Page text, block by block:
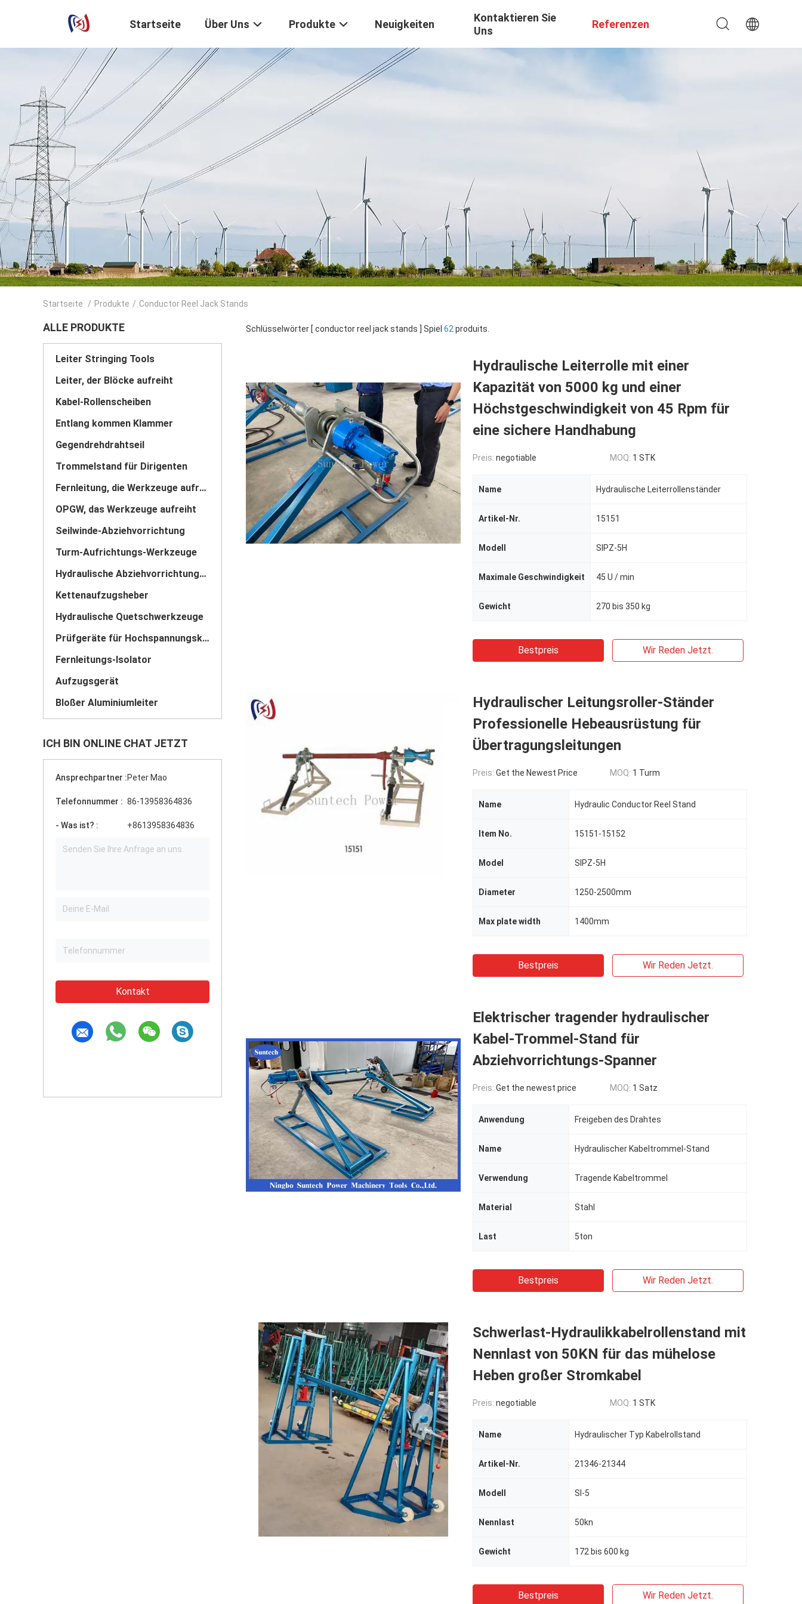
Startseite Über Uns Produkte Neuigkeiten
Kontaktieren Sie
Uns
Referenzen
Startseite / Produkte / Conductor Reel Jack Stands
ALLE PRODUKTE
Leiter Stringing Tools
Leiter, der Blöcke aufreiht
Kabel-Rollenscheiben
Entlang kommen Klammer
Gegendrehdrahtseil
Trommelstand für Dirigenten
Fernleitung, die Werkzeuge aufreiht
OPGW, das Werkzeuge aufreiht
Seilwinde-Abziehvorrichtung
Turm-Aufrichtungs-Werkzeuge
Hydraulische Abziehvorrichtungs-Spanner
Kettenaufzugsheber
Hydraulische Quetschwerkzeuge
Prüfgeräte für Hochspannungskabel
Fernleitungs-Isolator
Aufzugsgerät
Bloßer Aluminiumleiter
ICH BIN ONLINE CHAT JETZT
Ansprechpartner :Peter Mao
Telefonnummer : 86-13958364836
- Was ist? : +8613958364836
Kontakt
Schlüsselwörter [ conductor reel jack stands ] Spiel 62 produits.
Hydraulische Leiterrolle mit einer
Kapazität von 5000 kg und einer
Höchstgeschwindigkeit von 45 Rpm für
eine sichere Handhabung
Preis: negotiable MOQ: 1 STK
Name Hydraulische Leiterrollenständer
Artikel-Nr. 15151
Modell SIPZ-5H
Maximale Geschwindigkeit 45 U / min
Gewicht 270 bis 350 kg
Bestpreis Wir Reden Jetzt.
Hydraulischer Leitungsroller-Ständer
Professionelle Hebeausrüstung für
Übertragungsleitungen​
Preis: Get the Newest Price MOQ: 1 Turm
Name Hydraulic Conductor Reel Stand
Item No. 15151-15152
Model SIPZ-5H
Diameter 1250-2500mm
Max plate width 1400mm
Bestpreis Wir Reden Jetzt.
Elektrischer tragender hydraulischer
Kabel-Trommel-Stand für
Abziehvorrichtungs-Spanner
Preis: Get the newest price MOQ: 1 Satz
Anwendung Freigeben des Drahtes
Name Hydraulischer Kabeltrommel-Stand
Verwendung Tragende Kabeltrommel
Material Stahl
Last 5ton
Bestpreis Wir Reden Jetzt.
Schwerlast-Hydraulikkabelrollenstand mit
Nennlast von 50KN für das mühelose
Heben großer Stromkabel
Preis: negotiable MOQ: 1 STK
Name Hydraulischer Typ Kabelrollstand
Artikel-Nr. 21346-21344
Modell SI-5
Nennlast 50kn
Gewicht 172 bis 600 kg
Bestpreis Wir Reden Jetzt.